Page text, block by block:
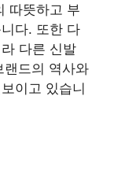
따뜻하고 부
다. 또한 다
다른 신발
드의 역사와
이고 있습니